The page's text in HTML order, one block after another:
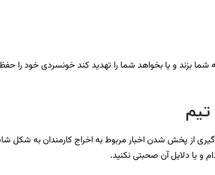
شما بزند و یا بخواهد شما را تهدید کند خونسردی خود
تیم
از پخش شدن اخبار مربوط به اخراج کارمندان به
و یا دلایل آن صحبتی نکنید.